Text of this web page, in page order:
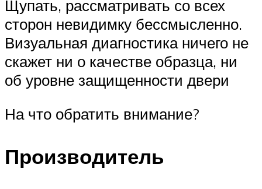
Щупать, рассматривать со всех
сторон невидимку бессмысленно.
Визуальная диагностика ничего не
скажет ни о качестве образца, ни
об уровне защищенности двери
На что обратить внимание?
Производитель